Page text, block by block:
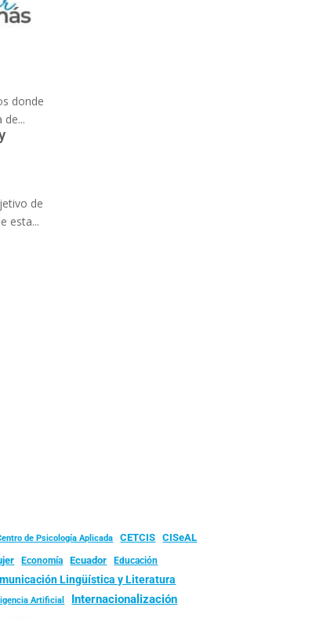
donde
de
esta...
de Psicología Aplicada CETCIS CISeAL
Economía Ecuador
Educación
Lingüística y Literatura
Artificial Internacionalización